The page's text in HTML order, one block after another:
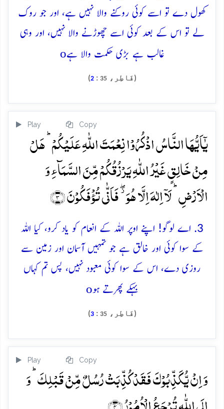
کھول دے تو اسے کوئی روکنے والا نہیں ہے، اور جو روک
لے تو اس کے بعد کوئی اسے چھوڑنے والا نہیں، اور وہی
غالب ہے بڑی حکمت والا ہےo
(فَاطِر،35
:
2
)
Play Copy
یٰۤاَیُّہَا النَّاسُ اذۡکُرُوۡا نِعۡمَتَ اللّٰہِ عَلَیۡکُمۡ ؕ ہَلۡ
مِنۡ خَالِقٍ غَیۡرُ اللّٰہِ یَرۡزُقُکُمۡ مِّنَ السَّمَآءِ وَ
الۡاَرۡضِ ؕ لَاۤ اِلٰہَ اِلَّا ہُوَ ۫ۖ فَاَنّٰی تُؤۡفَکُوۡنَ ﴿۳﴾
3. اے لوگو! اپنے اوپر اللہ کے انعام کو یاد کرو، کیا اللہ
کے سوا کوئی اور خالق ہے جو تمہیں آسمان اور زمین سے
روزی دے، اس کے سوا کوئی معبود نہیں، پس تم کہاں
بہکے پھرتے ہوo
(فَاطِر،35
:
3
)
Play Copy
وَ اِنۡ یُّکَذِّبُوۡکَ فَقَدۡ کُذِّبَتۡ رُسُلٌ مِّنۡ قَبۡلِکَ ؕ وَ